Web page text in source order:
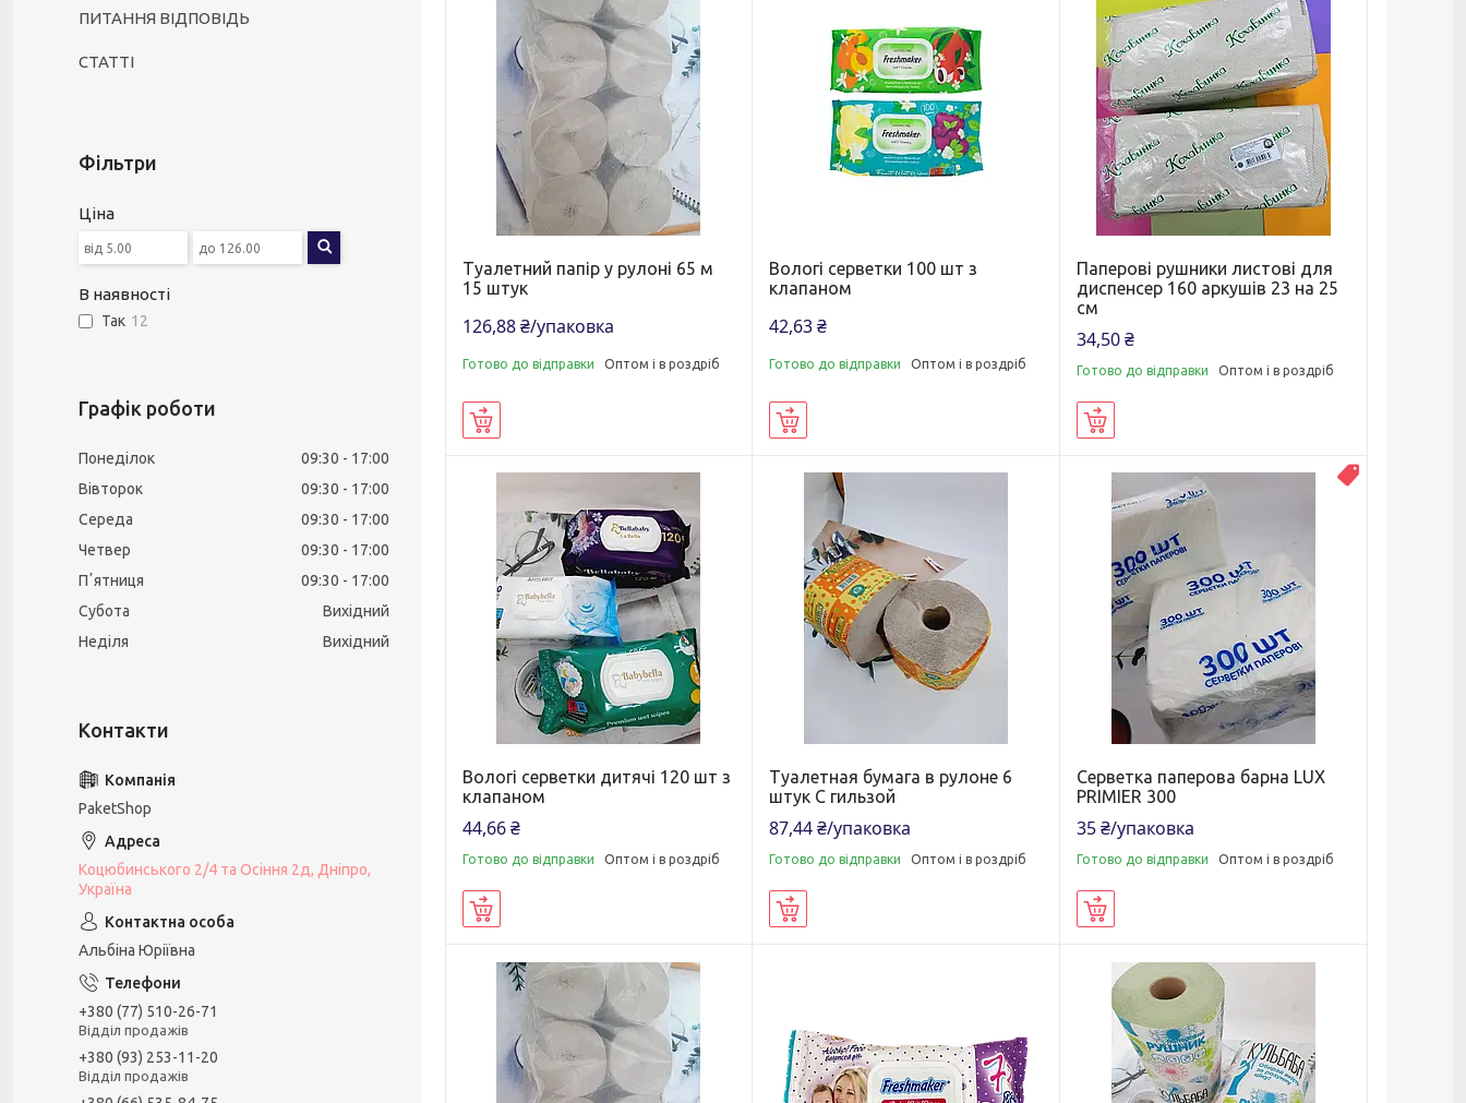
Туалетний папір у рулоні 65 м
15 штук
126,88 ₴/упаковка
Готово до відправки Оптом і в роздріб
Вологі серветки 100 шт з
клапаном
42,63 ₴
Готово до відправки Оптом і в роздріб
Паперові рушники листові для
диспенсер 160 аркушів 23 на 25
см
34,50 ₴
Готово до відправки Оптом і в роздріб
Вологі серветки дитячі 120 шт з
клапаном
44,66 ₴
Готово до відправки Оптом і в роздріб
Туалетная бумага в рулоне 6
штук С гильзой
87,44 ₴/упаковка
Готово до відправки Оптом і в роздріб
Серветка паперова барна LUX
PRIMIER 300
35 ₴/упаковка
Готово до відправки Оптом і в роздріб
ПИТАННЯ ВІДПОВІДЬ
СТАТТІ
Фільтри
Ціна
В наявності
Так 12
Графік роботи
Понеділок 09:30
17:00
Вівторок
09:30
17:00
Середа
09:30
17:00
Четвер
09:30
17:00
Пʼятниця
09:30
17:00
Субота
Вихідний
Неділя
Вихідний
PaketShop
Коцюбинського 2/4 та Осіння 2д, Дніпро,
Україна
Альбіна Юріївна
+380 (77) 510-26-71
Відділ продажів
+380 (93) 253-11-20
Відділ продажів